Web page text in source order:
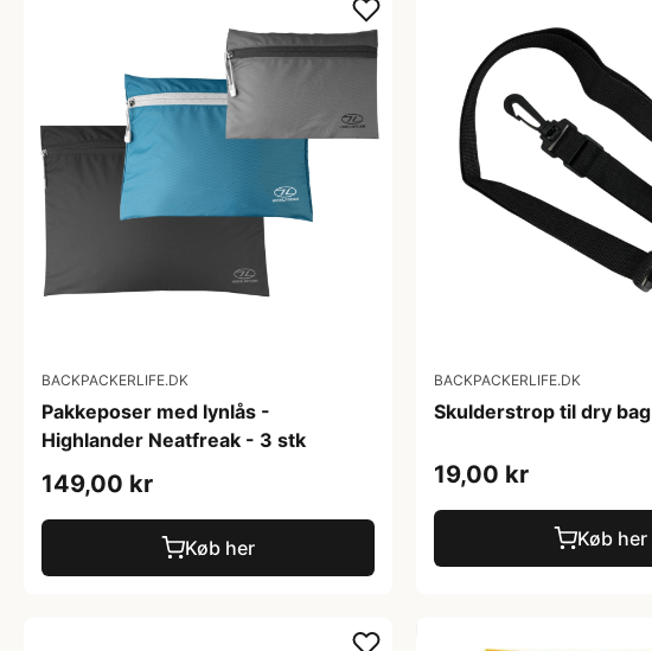
BACKPACKERLIFE.DK
Pakkeposer med lynlås -
Highlander Neatfreak - 3 stk
149,00 kr
Køb her
BACKPACKERLIFE.DK
Skulderstrop til dry bag
19,00 kr
Køb her